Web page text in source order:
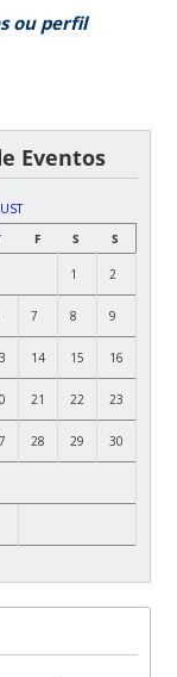
ou perfil
Eventos
F S S
1 2
7 8 9
14 15 16
21 22 23
28 29 30